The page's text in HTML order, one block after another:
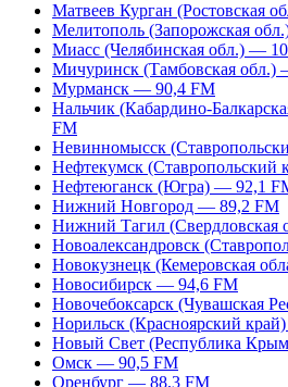
Матвеев Курган (Ростовская
Мелитополь (Запорожская
Миасс (Челябинская обл.) —
Мичуринск (Тамбовская обл.)
Мурманск — 90,4 FM
Нальчик (Кабардино-
FM
Невинномысск
Нефтекумск (Ставропольский
Нефтеюганск (Югра) — 92,1
Нижний Новгород — 89,2 FM
Нижний Тагил (Свердловская
Новоалександровск
Новокузнецк (Кемеровская
Новосибирск — 94,6 FM
Новочебоксарск (Чувашская
Норильск (Красноярский
Новый Свет (Республика
Омск — 90,5 FM
Оренбург — 88,3 FM